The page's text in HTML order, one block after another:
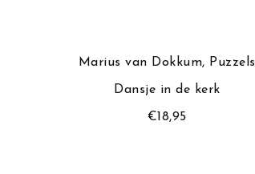
Marius van Dokkum, Puzzels
Dansje in de kerk
€18,95